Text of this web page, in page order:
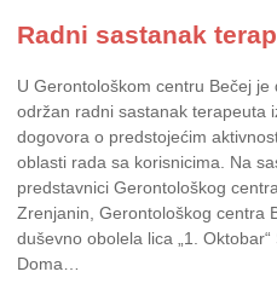
Radni sastanak
U Gerontološkom centru Bečej
održan radni sastanak terapeuta
dogovora o predstojećim
oblasti rada sa korisnicima. Na
predstavnici Gerontološkog
Zrenjanin, Gerontološkog centra
duševno obolela lica „1.
Doma…